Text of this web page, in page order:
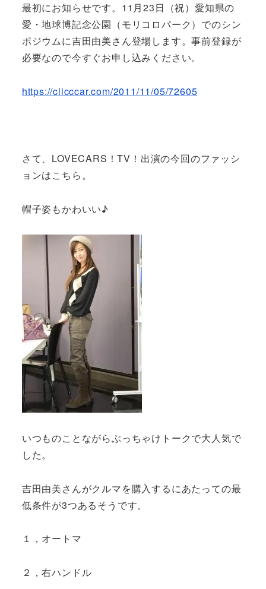
最初にお知らせです。11月23日（祝）愛知県の
愛・地球博記念公園（モリコロパーク）でのシン
ポジウムに吉田由美さん登場します。事前登録が
必要なので今すぐお申し込みください。
https://clicccar.com/2011/11/05/72605
さて、LOVECARS！TV！出演の今回のファッシ
ョンはこちら。
帽子姿もかわいい♪
いつものことながらぶっちゃけトークで大人気で
した。
吉田由美さんがクルマを購入するにあたっての最
低条件が3つあるそうです。
１，オートマ
２，右ハンドル